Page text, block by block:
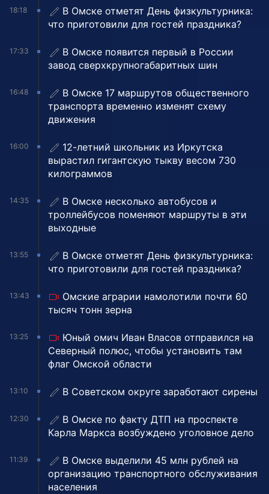
18:18
В Омске отметят День физкультурника:
что приготовили для гостей праздника?
17:33
В Омске появится первый в России
завод сверхкрупногабаритных шин
16:48
В Омске 17 маршрутов общественного
транспорта временно изменят схему
движения
16:00
12-летний школьник из Иркутска
вырастил гигантскую тыкву весом 730
килограммов
14:35
В Омске несколько автобусов и
троллейбусов поменяют маршруты в эти
выходные
13:55
В Омске отметят День физкультурника:
что приготовили для гостей праздника?
13:43
Омские аграрии намолотили почти 60
тысяч тонн зерна
13:25
Юный омич Иван Власов отправился на
Северный полюс, чтобы установить там
флаг Омской области
13:10 В Советском округе заработают сирены
12:30
В Омске по факту ДТП на проспекте
Карла Маркса возбуждено уголовное дело
11:39
В Омске выделили 45 млн рублей на
организацию транспортного обслуживания
населения